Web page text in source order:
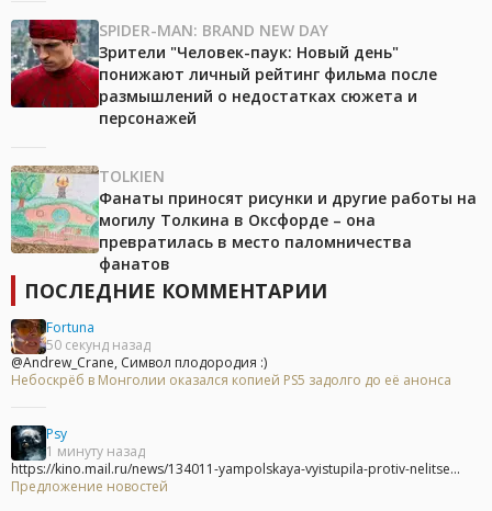
SPIDER-MAN: BRAND NEW DAY
Зрители "Человек-паук: Новый день"
понижают личный рейтинг фильма после
размышлений о недостатках сюжета и
персонажей
TOLKIEN
Фанаты приносят рисунки и другие работы на
могилу Толкина в Оксфорде – она
превратилась в место паломничества
фанатов
ПОСЛЕДНИЕ КОММЕНТАРИИ
Fortuna
50 секунд назад
@Andrew_Crane, Символ плодородия :)
Небоскрёб в Монголии оказался копией PS5 задолго до её анонса
Psy
1 минуту назад
https://kino.mail.ru/news/134011-yampolskaya-vyistupila-protiv-nelitse...
Предложение новостей